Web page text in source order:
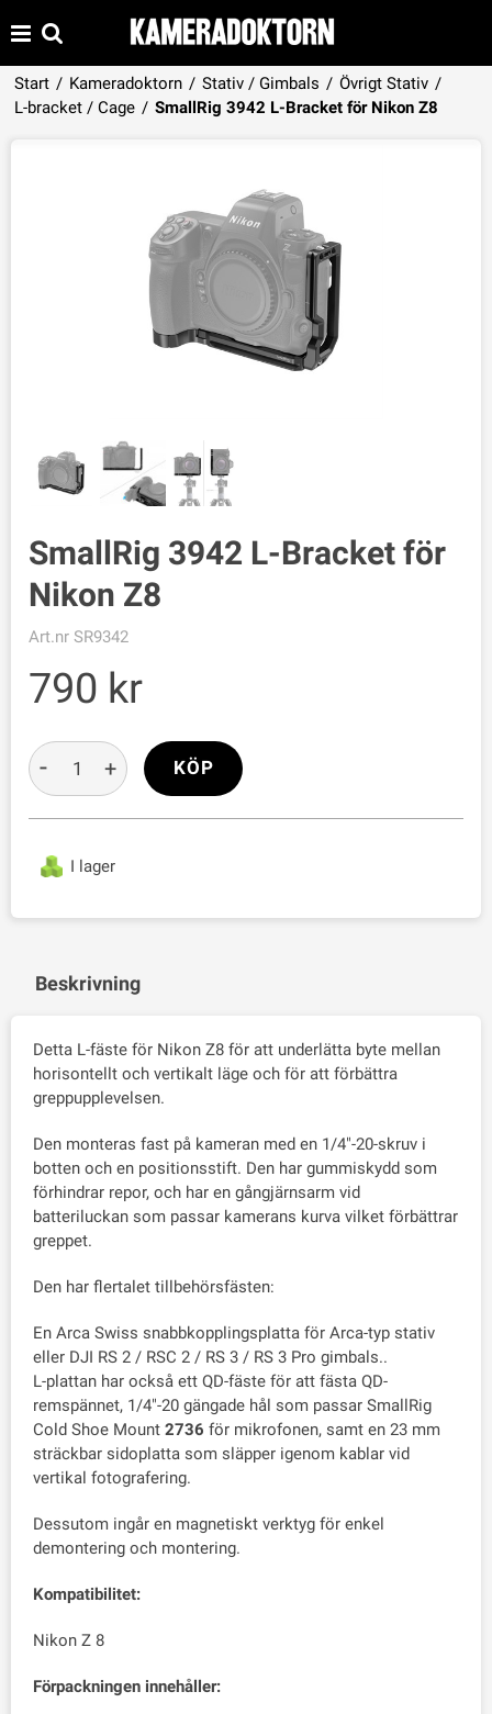
Start / Kameradoktorn / Stativ / Gimbals / Övrigt Stativ /
L-bracket / Cage / SmallRig 3942 L-Bracket för Nikon Z8
Produkten har lagts i din varukorg
SmallRig 3942 L-Bracket för
Nikon Z8
Art.nr SR9342
790
I lager
- + KÖP
Beskrivning
Detta L-fäste för Nikon Z8 för att underlätta byte mellan
horisontellt och vertikalt läge och för att förbättra
greppupplevelsen.
Den monteras fast på kameran med en 1/4"-20-skruv i
botten och en positionsstift. Den har gummiskydd som
förhindrar repor, och har en gångjärnsarm vid
batteriluckan som passar kamerans kurva vilket förbättrar
greppet.
Den har flertalet tillbehörsfästen:
En Arca Swiss snabbkopplingsplatta för Arca-typ stativ
eller DJI RS 2 / RSC 2 / RS 3 / RS 3 Pro gimbals..
L-plattan har också ett QD-fäste för att fästa QD-
remspännet, 1/4"-20 gängade hål som passar SmallRig
Cold Shoe Mount 2736 för mikrofonen, samt en 23 mm
sträckbar sidoplatta som släpper igenom kablar vid
vertikal fotografering.
Dessutom ingår en magnetiskt verktyg för enkel
demontering och montering.
Kompatibilitet:
Nikon Z 8
Förpackningen innehåller: